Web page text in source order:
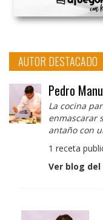
AUTOR DESTACADO
Pedro
La cocina
enmascarar
antaño con
1 receta
Ver blog